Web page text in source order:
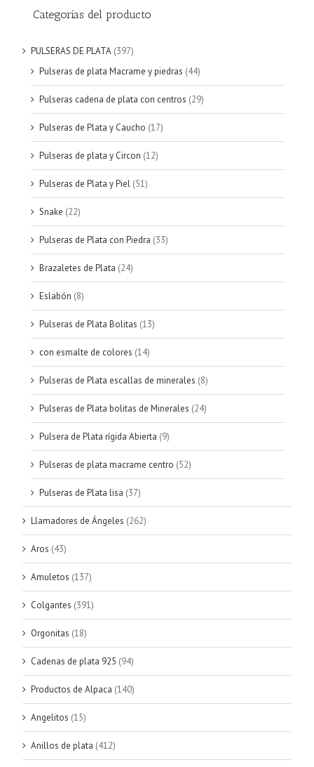
Categorías del producto
PULSERAS DE PLATA (397)
Pulseras de plata Macrame y piedras (44)
Pulseras cadena de plata con centros (29)
Pulseras de Plata y Caucho (17)
Pulseras de plata y Circon (12)
Pulseras de Plata y Piel (51)
Snake (22)
Pulseras de Plata con Piedra (33)
Brazaletes de Plata (24)
Eslabón (8)
Pulseras de Plata Bolitas (13)
con esmalte de colores (14)
Pulseras de Plata escallas de minerales (8)
Pulseras de Plata bolitas de Minerales (24)
Pulsera de Plata rígida Abierta (9)
Pulseras de plata macrame centro (52)
Pulseras de Plata lisa (37)
Llamadores de Ángeles (262)
Aros (43)
Amuletos (137)
Colgantes (391)
Orgonitas (18)
Cadenas de plata 925 (94)
Productos de Alpaca (140)
Angelitos (15)
Anillos de plata (412)